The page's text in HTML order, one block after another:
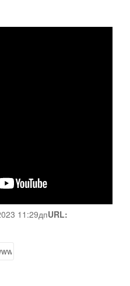
11:29дпURL: